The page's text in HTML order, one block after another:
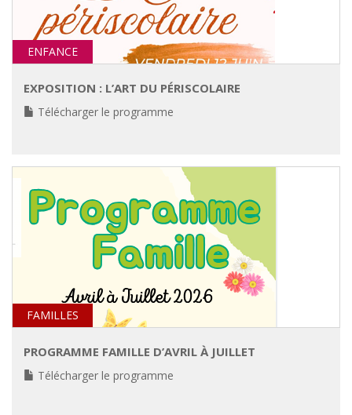
ENFANCE
EXPOSITION : L’ART DU PÉRISCOLAIRE
Télécharger le programme
FAMILLES
PROGRAMME FAMILLE D’AVRIL À JUILLET
Télécharger le programme